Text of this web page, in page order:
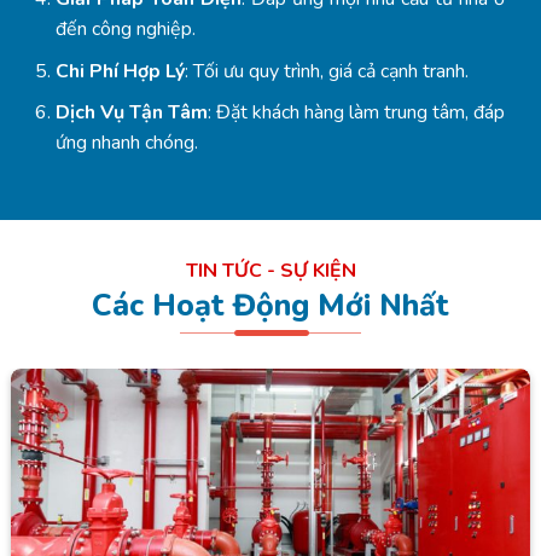
đến công nghiệp.
Chi Phí Hợp Lý: Tối ưu quy trình, giá cả cạnh tranh.
Dịch Vụ Tận Tâm: Đặt khách hàng làm trung tâm, đáp
ứng nhanh chóng.
TIN TỨC - SỰ KIỆN
Các Hoạt Động Mới Nhất